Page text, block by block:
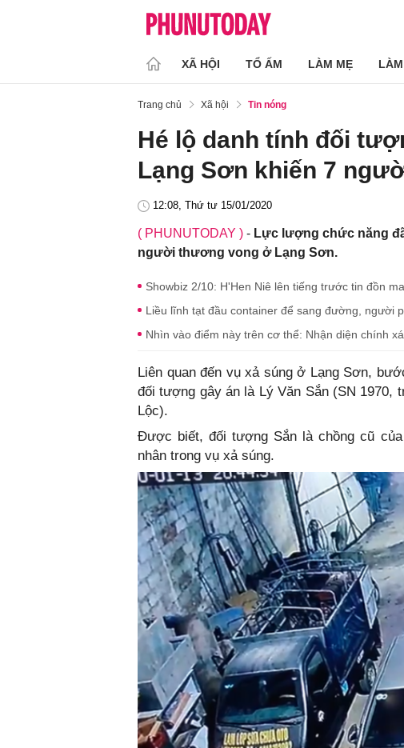
XÃ HỘI TỔ ẤM LÀM MẸ
Trang chủ Xã hội Tin nóng
Hé lộ danh tính đối
Lạng Sơn khiến 7
12:08, Thứ tư 15/01/2020
( PHUNUTODAY ) - Lực lượng chức năng
người thương vong ở Lạng Sơn.
Showbiz 2/10: H'Hen Niê lên tiếng trước tin đồn
Liều lĩnh tạt đầu container để sang đường, người
Nhìn vào điểm này trên cơ thể: Nhận diện chính
Liên quan đến vụ xả súng ở Lạng Sơn,
đối tượng gây án là Lý Văn Sắn (SN 1970,
Lộc).
Được biết, đối tượng Sắn là chồng cũ
nhân trong vụ xả súng.